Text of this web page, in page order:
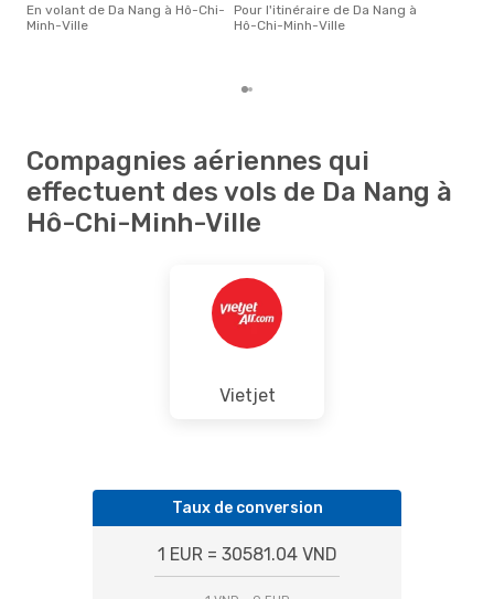
En volant de Da Nang à Hô-Chi-
Minh-Ville
Pour l'itinéraire de Da Nang à
Hô-Chi-Minh-Ville
Compagnies aériennes qui
effectuent des vols de Da Nang à
Hô-Chi-Minh-Ville
Vietjet
Taux de conversion
1 EUR = 30581.04 VND